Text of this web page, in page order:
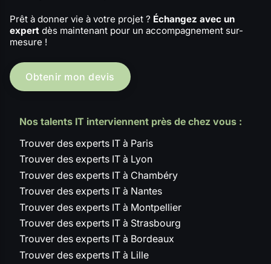
Prêt à donner vie à votre projet ? Échangez avec un
expert dès maintenant pour un accompagnement sur-
mesure !
Obtenir mon devis
Nos talents IT interviennent près de chez vous :
Trouver des experts IT à Paris
Trouver des experts IT à Lyon
Trouver des experts IT à Chambéry
Trouver des experts IT à Nantes
Trouver des experts IT à Montpellier
Trouver des experts IT à Strasbourg
Trouver des experts IT à Bordeaux
Trouver des experts IT à Lille